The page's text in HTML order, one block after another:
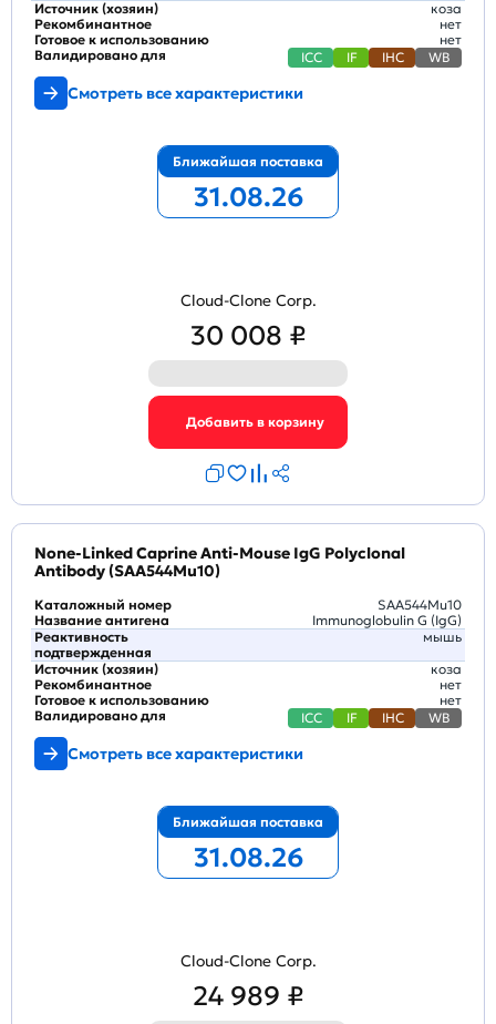
Источник (хозяин)
коза
Рекомбинантное
нет
Готовое к использованию
нет
Валидировано для
ICC IF IHC WB
Смотреть все характеристики
Ближайшая поставка
31.08.26
Cloud-Clone Corp.
30 008 ₽
None-Linked Caprine Anti-Mouse IgG Polyclonal
Antibody (SAA544Mu10)
Каталожный номер
SAA544Mu10
Название антигена
Immunoglobulin G (IgG)
Реактивность
подтвержденная
мышь
Источник (хозяин)
коза
Рекомбинантное
нет
Готовое к использованию
нет
Валидировано для
ICC IF IHC WB
Смотреть все характеристики
Ближайшая поставка
31.08.26
Cloud-Clone Corp.
24 989 ₽